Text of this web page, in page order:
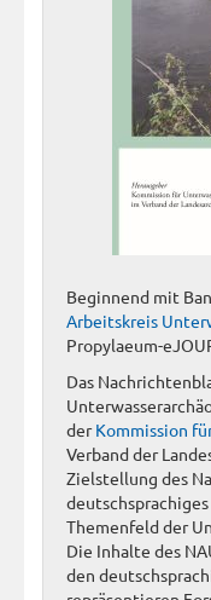
Beginnend mit
Arbeitskreis
Propylaeum-
Das
derKommission
Verband der
Zielstellung des
Themenfeld der
Die Inhalte des
den